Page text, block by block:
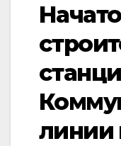
Начато
линии